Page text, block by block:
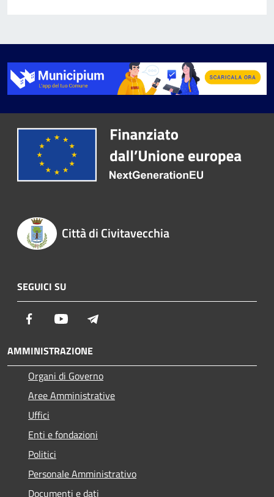
Città di Civitavecchia
SEGUICI SU
Facebook Youtube
AMMINISTRAZIONE
Organi di Governo
Aree Amministrative
Uffici
Enti e fondazioni
Politici
Personale Amministrativo
Documenti e dati